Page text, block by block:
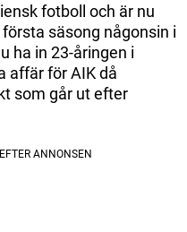
fotboll och är nu
säsong någonsin i
ha in 23-åringen i
affär för AIK då
som går ut efter